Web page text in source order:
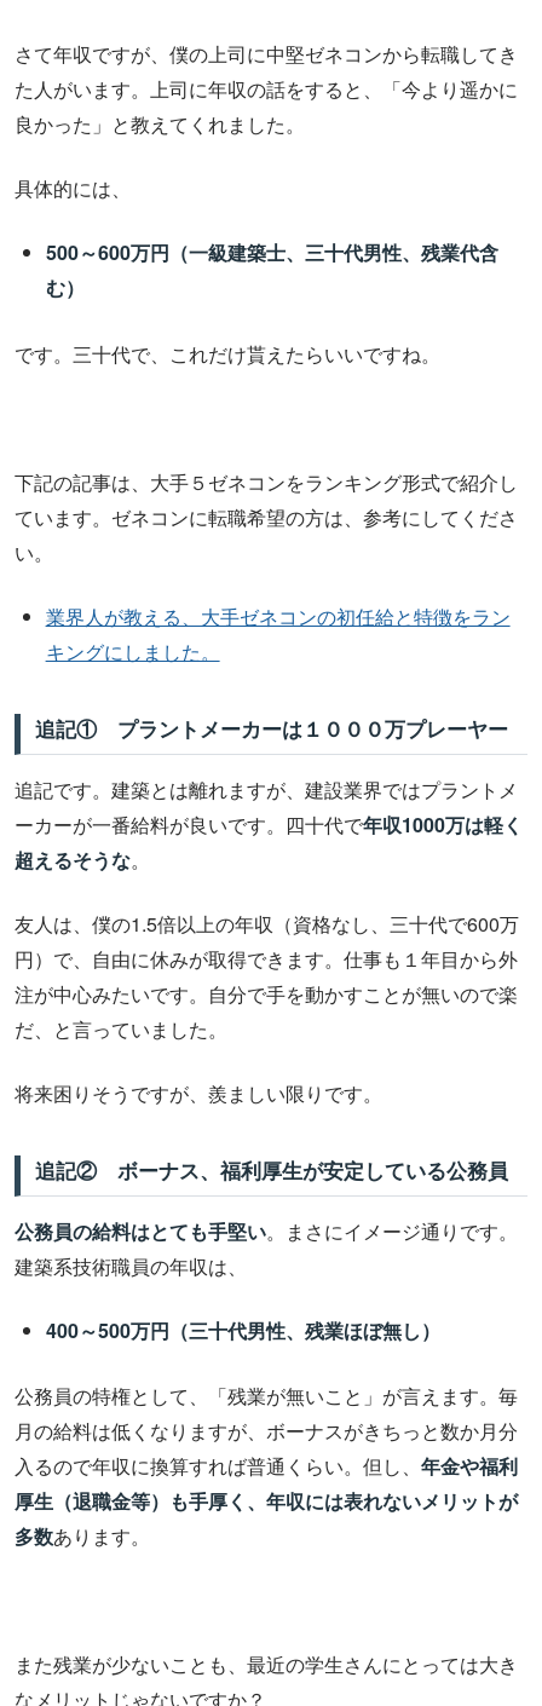
さて年収ですが、僕の上司に中堅ゼネコンから転職してき
た人がいます。上司に年収の話をすると、「今より遥かに
良かった」と教えてくれました。
具体的には、
500～600万円（一級建築士、三十代男性、残業代含
む）
です。三十代で、これだけ貰えたらいいですね。
下記の記事は、大手５ゼネコンをランキング形式で紹介し
ています。ゼネコンに転職希望の方は、参考にしてくださ
い。
業界人が教える、大手ゼネコンの初任給と特徴をラン
キングにしました。
追記① プラントメーカーは１０００万プレーヤー
追記です。建築とは離れますが、建設業界ではプラントメ
ーカーが一番給料が良いです。四十代で年収1000万は軽く
超えるそうな。
友人は、僕の1.5倍以上の年収（資格なし、三十代で600万
円）で、自由に休みが取得できます。仕事も１年目から外
注が中心みたいです。自分で手を動かすことが無いので楽
だ、と言っていました。
将来困りそうですが、羨ましい限りです。
追記② ボーナス、福利厚生が安定している公務員
公務員の給料はとても手堅い。まさにイメージ通りです。
建築系技術職員の年収は、
400～500万円（三十代男性、残業ほぼ無し）
公務員の特権として、「残業が無いこと」が言えます。毎
月の給料は低くなりますが、ボーナスがきちっと数か月分
入るので年収に換算すれば普通くらい。但し、 年金や福利
厚生（退職金等）も手厚く、年収には表れないメリットが
多数あります。
また残業が少ないことも、最近の学生さんにとっては大き
なメリットじゃないですか？